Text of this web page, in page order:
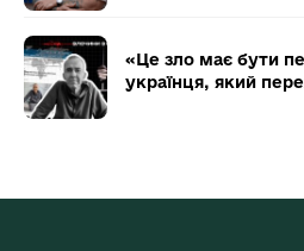
«Це зло має бути
українця, який